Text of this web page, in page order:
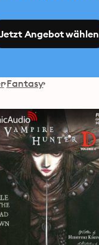
Jetzt Angebot wählen
Fantasy